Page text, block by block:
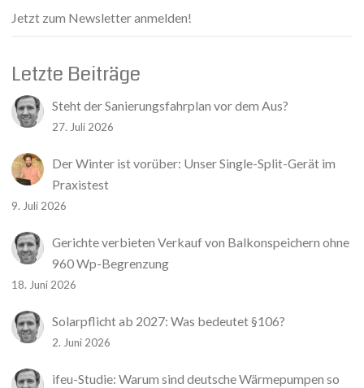
Jetzt zum Newsletter anmelden!
Letzte Beiträge
Steht der Sanierungsfahrplan vor dem Aus?
27. Juli 2026
Der Winter ist vorüber: Unser Single-Split-Gerät im
Praxistest
9. Juli 2026
Gerichte verbieten Verkauf von Balkonspeichern ohne
960 Wp-Begrenzung
18. Juni 2026
Solarpflicht ab 2027: Was bedeutet §106?
2. Juni 2026
ifeu-Studie: Warum sind deutsche Wärmepumpen so